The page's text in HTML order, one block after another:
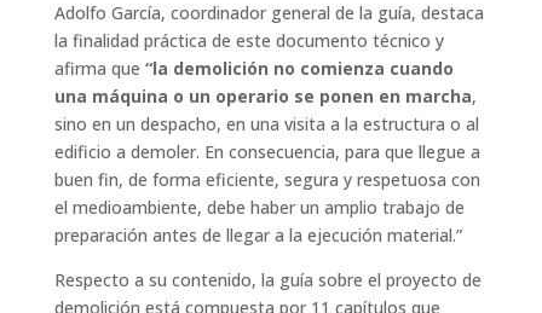
Adolfo García, coordinador general de la guía, destaca
la finalidad práctica de este documento técnico y
afirma que “la demolición no comienza cuando
una máquina o un operario se ponen en marcha,
sino en un despacho, en una visita a la estructura o al
edificio a demoler. En consecuencia, para que llegue a
buen fin, de forma eficiente, segura y respetuosa con
el medioambiente, debe haber un amplio trabajo de
preparación antes de llegar a la ejecución material.”
Respecto a su contenido, la guía sobre el proyecto de
demolición está compuesta por 11 capítulos que